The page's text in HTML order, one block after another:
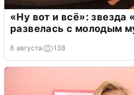
«Ну вот и всё»: звезда
развелась с молодым
6 августа 138